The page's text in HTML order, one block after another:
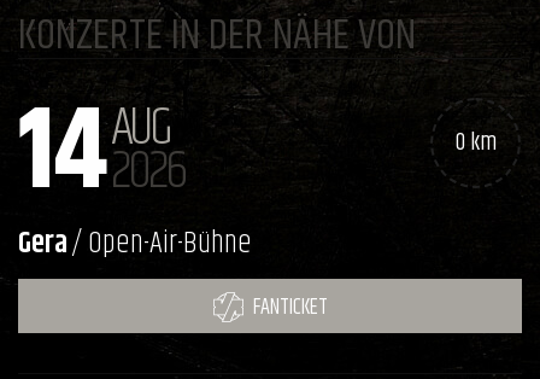
KONZERTE IN DER NÄHE VON
14AUG
2026 0 km
Gera/ Open-Air-Bühne
FANTICKET